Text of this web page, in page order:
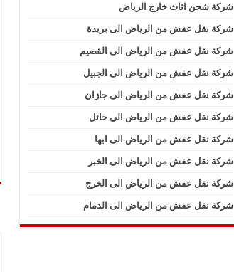
شركة شحن اثاث خارج الرياض
شركة نقل عفش من الرياض الى بريدة
شركة نقل عفش من الرياض الى القصيم
شركة نقل عفش من الرياض الى الجبيل
شركة نقل عفش من الرياض الى جازان
شركة نقل عفش من الرياض الي حائل
شركة نقل عفش من الرياض الى ابها
شركة نقل عفش من الرياض الى الخبر
شركة نقل عفش من الرياض الى الخرج
شركة نقل عفش من الرياض الى الدمام